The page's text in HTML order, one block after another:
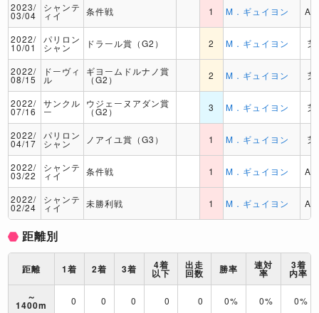
2023/
03/04
シャンテ
ィイ 条件戦 1 M．ギュイヨン AW
2022/
10/01
パリロン
シャン ドラール賞（G2） 2 M．ギュイヨン 芝
2022/
08/15
ドーヴィ
ル
ギヨームドルナノ賞
（G2） 2 M．ギュイヨン 芝
2022/
07/16
サンクル
ー
ウジェーヌアダン賞
（G2） 3 M．ギュイヨン 芝
2022/
04/17
パリロン
シャン ノアイユ賞（G3） 1 M．ギュイヨン 芝
2022/
03/22
シャンテ
ィイ 条件戦 1 M．ギュイヨン AW
2022/
02/24
シャンテ
ィイ 未勝利戦 1 M．ギュイヨン AW
距離別
距離 1着 2着 3着 4着
以下
出走
回数 勝率 連対
率
3着
内率
～
1400m 0 0 0 0 0 0% 0% 0%